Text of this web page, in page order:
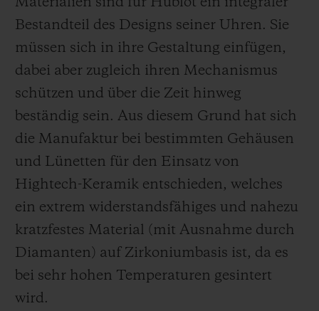
Bestandteil des Designs seiner Uhren. Sie
müssen sich in ihre Gestaltung einfügen,
dabei aber zugleich ihren Mechanismus
schützen und über die Zeit hinweg
beständig sein. Aus diesem Grund hat sich
die Manufaktur bei bestimmten Gehäusen
und Lünetten für den Einsatz von
Hightech-Keramik entschieden, welches
ein extrem widerstandsfähiges und nahezu
kratzfestes Material (mit Ausnahme durch
Diamanten) auf Zirkoniumbasis ist, da es
bei sehr hohen Temperaturen gesintert
wird.